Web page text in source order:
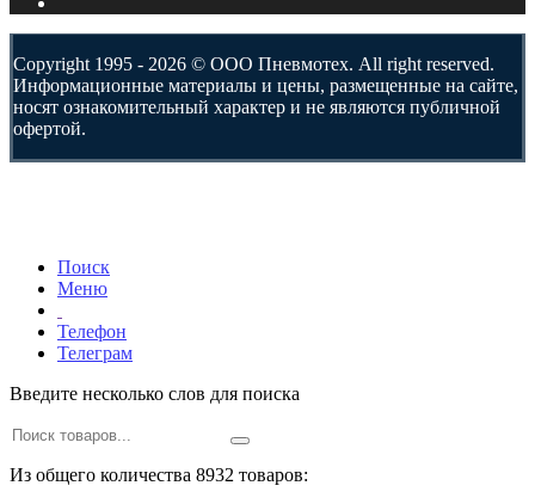
Copyright 1995 - 2026 © ООО Пневмотех. All right reserved.
Информационные материалы и цены, размещенные на сайте,
носят ознакомительный характер и не являются публичной
офертой.
Поиск
Меню
Телефон
Телеграм
Введите несколько слов для поиска
Из общего количества 8932 товаров: